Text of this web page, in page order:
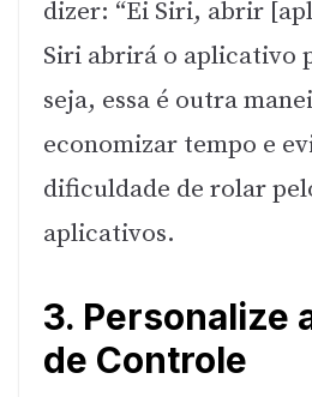
dizer: “Ei Siri, abrir
Siri abrirá o aplicativo
seja, essa é outra
economizar tempo e
dificuldade de rolar
aplicativos.
3. Personalize
de Controle